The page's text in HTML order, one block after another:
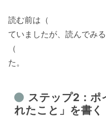
読む前は（ ）
ていましたが、読んでみ
（ ）という
た。
ステップ2：
れたこと」を書く